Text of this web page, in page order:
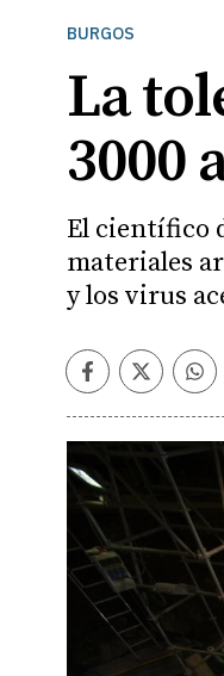
BURGOS
La
3000
El científico
materiales
y los virus
Facebook
Twitter